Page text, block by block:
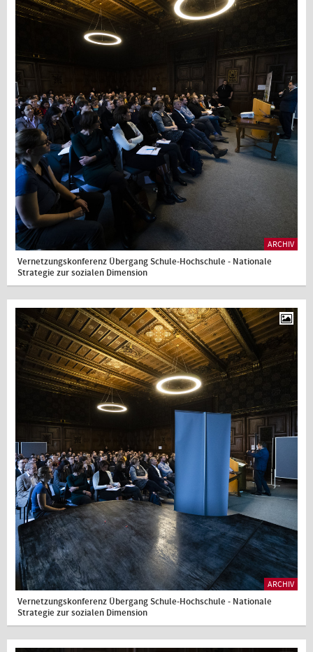
ARCHIV
Vernetzungskonferenz Übergang Schule-Hochschule - Nationale
Strategie zur sozialen Dimension
ARCHIV
Vernetzungskonferenz Übergang Schule-Hochschule - Nationale
Strategie zur sozialen Dimension